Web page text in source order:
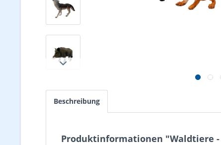
Beschreibung
Produktinformationen "Waldtiere